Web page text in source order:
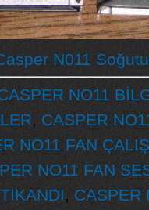
N011
NO11
, CASPER
NO11 FAN
NO11 FAN
, CASPER